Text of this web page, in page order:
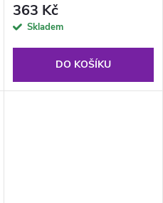
363 Kč
Skladem
DO KOŠÍKU